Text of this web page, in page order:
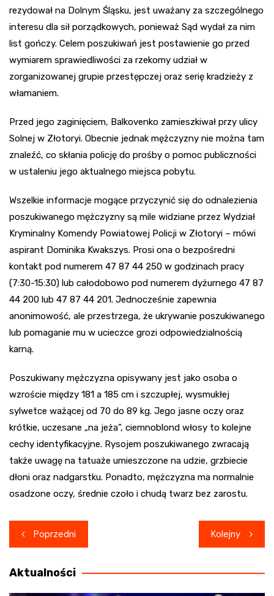
rezydował na Dolnym Śląsku, jest uważany za szczególnego
interesu dla sił porządkowych, ponieważ Sąd wydał za nim
list gończy. Celem poszukiwań jest postawienie go przed
wymiarem sprawiedliwości za rzekomy udział w
zorganizowanej grupie przestępczej oraz serię kradzieży z
włamaniem.
Przed jego zaginięciem, Balkovenko zamieszkiwał przy ulicy
Solnej w Złotoryi. Obecnie jednak mężczyzny nie można tam
znaleźć, co skłania policję do prośby o pomoc publiczności
w ustaleniu jego aktualnego miejsca pobytu.
Wszelkie informacje mogące przyczynić się do odnalezienia
poszukiwanego mężczyzny są mile widziane przez Wydział
Kryminalny Komendy Powiatowej Policji w Złotoryi – mówi
aspirant Dominika Kwakszys. Prosi ona o bezpośredni
kontakt pod numerem 47 87 44 250 w godzinach pracy
(7:30-15:30) lub całodobowo pod numerem dyżurnego 47 87
44 200 lub 47 87 44 201. Jednocześnie zapewnia
anonimowość, ale przestrzega, że ukrywanie poszukiwanego
lub pomaganie mu w ucieczce grozi odpowiedzialnością
karną.
Poszukiwany mężczyzna opisywany jest jako osoba o
wzroście między 181 a 185 cm i szczupłej, wysmukłej
sylwetce ważącej od 70 do 89 kg. Jego jasne oczy oraz
krótkie, uczesane „na jeża”, ciemnoblond włosy to kolejne
cechy identyfikacyjne. Rysojem poszukiwanego zwracają
także uwagę na tatuaże umieszczone na udzie, grzbiecie
dłoni oraz nadgarstku. Ponadto, mężczyzna ma normalnie
osadzone oczy, średnie czoło i chudą twarz bez zarostu.
Nawigacja
wpisu
Poprzedni Kolejny
Aktualności